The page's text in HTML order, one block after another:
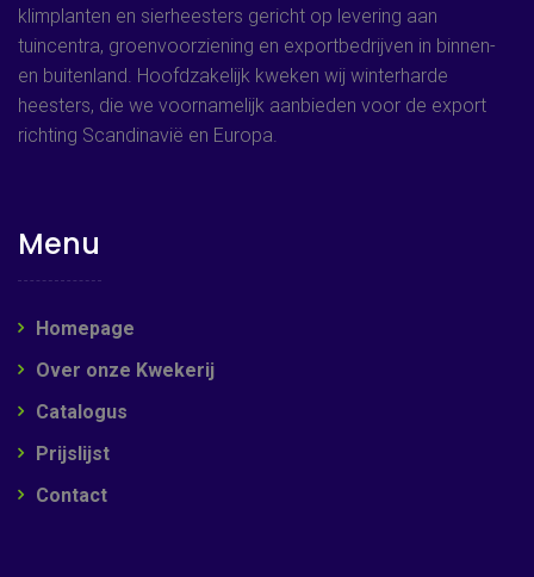
klimplanten en sierheesters gericht op levering aan
tuincentra, groenvoorziening en exportbedrijven in binnen-
en buitenland. Hoofdzakelijk kweken wij winterharde
heesters, die we voornamelijk aanbieden voor de export
richting Scandinavië en Europa.
Menu
Homepage
Over onze Kwekerij
Catalogus
Prijslijst
Contact